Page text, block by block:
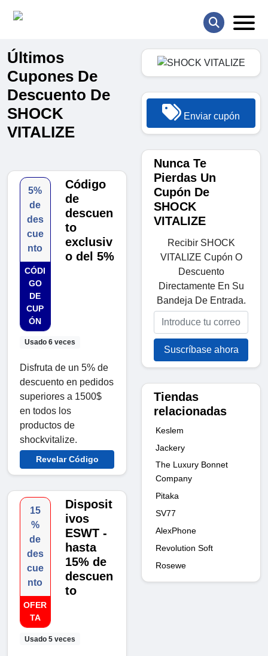
Últimos
Cupones De
Descuento De
SHOCK
VITALIZE
5%
de
des
cue
nto
CÓDI
GO
DE
CUP
ÓN
Usado 6 veces
Código
de
descuen
to
exclusiv
o del 5%
Disfruta de un 5% de
descuento en pedidos
superiores a 1500$
en todos los
productos de
shockvitalize.
Revelar Código
15
%
de
des
cue
nto
OFER
TA
Usado 5 veces
Disposit
ivos
ESWT -
hasta
15% de
descuen
to
Enviar cupón
Nunca Te
Pierdas Un
Cupón De
SHOCK
VITALIZE
Recibir SHOCK
VITALIZE Cupón O
Descuento
Directamente En Su
Bandeja De Entrada.
Suscríbase ahora
Tiendas
relacionadas
Keslem
Jackery
The Luxury Bonnet
Company
Pitaka
SV77
AlexPhone
Revolution Soft
Rosewe